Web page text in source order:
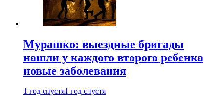
Мурашко: выездные бригады
нашли у каждого второго ребенка
новые заболевания
1 год спустя1 год спустя